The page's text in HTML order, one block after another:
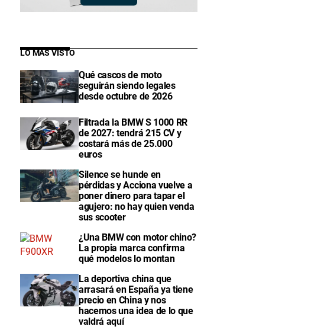
LO MÁS VISTO
Qué cascos de moto
seguirán siendo legales
desde octubre de 2026
Filtrada la BMW S 1000 RR
de 2027: tendrá 215 CV y
costará más de 25.000
euros
Silence se hunde en
pérdidas y Acciona vuelve a
poner dinero para tapar el
agujero: no hay quien venda
sus scooter
¿Una BMW con motor chino?
La propia marca confirma
qué modelos lo montan
La deportiva china que
arrasará en España ya tiene
precio en China y nos
hacemos una idea de lo que
valdrá aquí